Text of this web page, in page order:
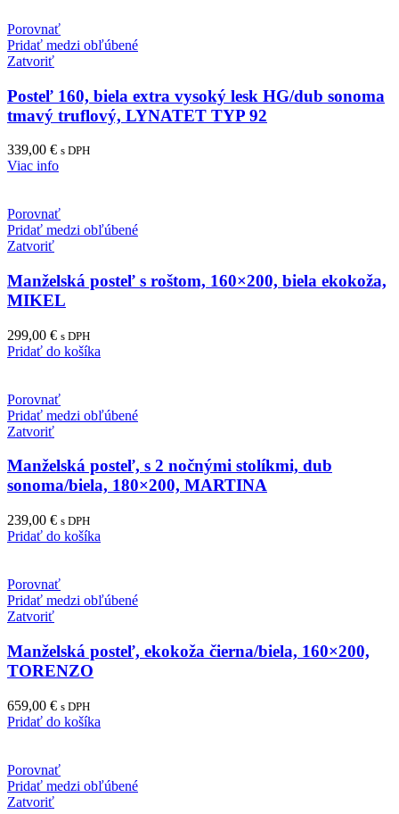
Porovnať
Pridať medzi obľúbené
Zatvoriť
Posteľ 160, biela extra vysoký lesk HG/dub sonoma
tmavý truflový, LYNATET TYP 92
339,00 € s DPH
Viac info
Porovnať
Pridať medzi obľúbené
Zatvoriť
Manželská posteľ s roštom, 160×200, biela ekokoža,
MIKEL
299,00 € s DPH
Pridať do košíka
Porovnať
Pridať medzi obľúbené
Zatvoriť
Manželská posteľ, s 2 nočnými stolíkmi, dub
sonoma/biela, 180×200, MARTINA
239,00 € s DPH
Pridať do košíka
Porovnať
Pridať medzi obľúbené
Zatvoriť
Manželská posteľ, ekokoža čierna/biela, 160×200,
TORENZO
659,00 € s DPH
Pridať do košíka
Porovnať
Pridať medzi obľúbené
Zatvoriť